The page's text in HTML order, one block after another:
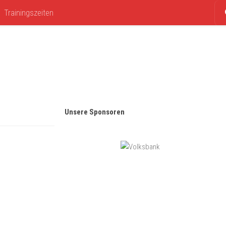
Trainingszeiten
Unsere Sponsoren